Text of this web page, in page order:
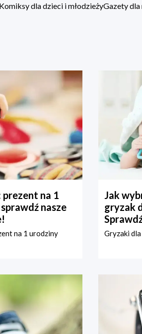
dla dzieci i młodzieżyGazety dla
prezent na 1
nasze
na 1 urodziny
Jak
gryzak
Gryzaki